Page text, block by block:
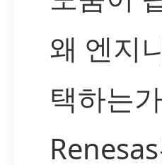
왜 엔지
택하는가